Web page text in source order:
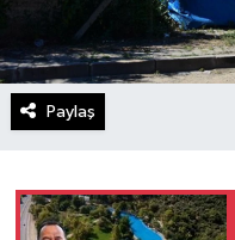
Paylaş